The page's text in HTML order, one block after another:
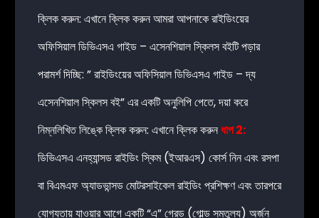
ক্লিক করুন: এখানে ক্লিক করুনআমরা আপনাকে রাইডিংয়ের
অফিসিয়াল ডিভিএসএ গাইড – এসেনশিয়াল স্কিলস বইটি পড়ার
পরামর্শ দিচ্ছি: ” রাইডিংয়ের অফিসিয়াল ডিভিএসএ গাইড – দ্য
এসেনশিয়াল স্কিলস বই” এর একটি অনুলিপি পেতে, দয়া করে
নিম্নলিখিত লিঙ্কে ক্লিক করুন: এখানে ক্লিক করুন ধাপ 2:
ডিভিএসএ এনহ্যান্সড রাইডিং স্কিম (ইআরএস) কোর্স নিন এবং রসপা
বা বিএমএফ অ্যাডভান্সড মোটরসাইকেল রাইডিং প্রশিক্ষণ এবং তারপরে
যোগ্যতায় যাওয়ার আগে একটি “এ” গ্রেড (গোল্ড সমতুল্য) অর্জন